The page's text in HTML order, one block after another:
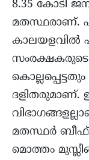
8.35 കോടി
മതസ്ഥരാണ്.
കാലയളവിൽ
ദളിതരുമാണ്.
മതസ്ഥർ ബീഫ്
മൊത്തം